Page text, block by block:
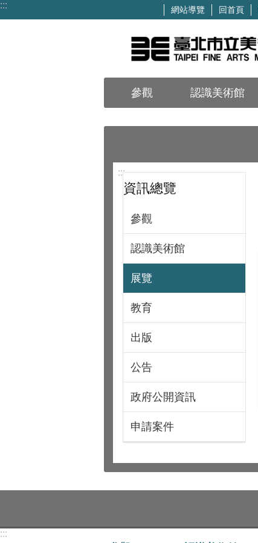
跳到主要內容區塊
::: 網站導覽 回首頁
參觀 認識美術館
:::
資訊總覽
參觀
認識美術館
展覽
教育
出版
公告
政府公開資訊
申請案件
:::